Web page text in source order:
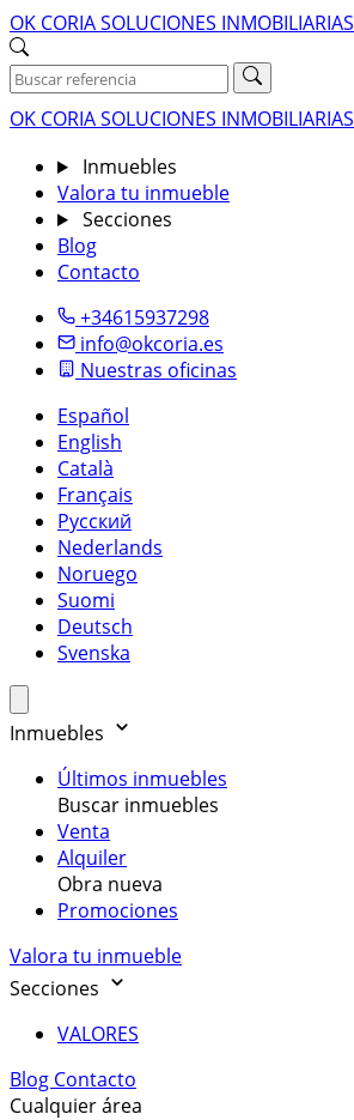
OK CORIA SOLUCIONES INMOBILIARIAS
OK CORIA SOLUCIONES INMOBILIARIAS
Inmuebles
Valora tu inmueble
Secciones
Blog
Contacto
+34615937298
info@okcoria.es
Nuestras oficinas
Español
English
Català
Français
Русский
Nederlands
Noruego
Suomi
Deutsch
Svenska
Inmuebles
Últimos inmuebles
Buscar inmuebles
Venta
Alquiler
Obra nueva
Promociones
Valora tu inmueble
Secciones
VALORES
Blog Contacto
Cualquier área